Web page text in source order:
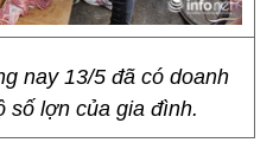
nay 13/5 đã có doanh
số lợn của gia đình.